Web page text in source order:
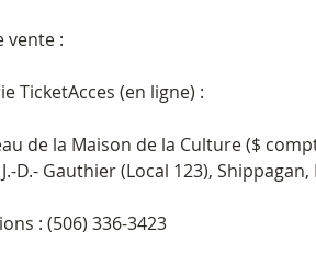
vente :
TicketAcces (en ligne) :
de la Maison de la Culture ($
D.- Gauthier (Local 123), Shippagan,
: (506) 336-3423